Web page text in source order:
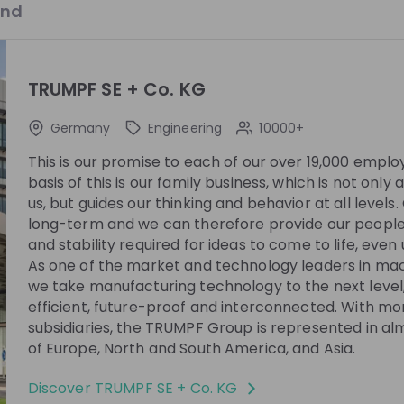
Lasertechnik
sich neuen
frischem Denken
stellen. Dafür
mutige
mit dir wollen
der fertigenden
Garanten für
weltweit an
Trainee
um unser 18-
in der du
bei TRUMPF
und starte
+ 5
suchen wir Menschen, die sich neuen
und tatkräftigem Handeln stellen. Dafür
Ideen in unserem Familienunternehmen
einzubringen. Gemeinsam mit dir wollen
wir die digitale Vernetzung der
Industrie vorantreiben. Unsere
Leidenschaft und der Gestaltungswille
machen uns dabei zum Garanten für
Innovationskraft – und das weltweit an
über 70 TRUMPF Standorten. Beim Trainee
Program handelt es sich um unser 18-
monatiges Rotationsprogramm in der du
TRUMPF im In- und Ausland kennenlernst.
bei TRUMPF durch verschiedene Einsätze
und starte danach in deiner
DE Data & analytics
Stay up-to-date.
Create an account to receive personalised
streams and job
Join CareerFairy
TRUMPF SE + Co. KG
Germany Engineering 10000+
This is our promise to each of our over 19,000
basis of this is our family business, which is not
us, but guides our thinking and behavior at all
long-term and we can therefore provide our
and stability required for ideas to come to life, even
As one of the market and technology leaders in
we take manufacturing technology to the next
efficient, future-proof and interconnected. With
subsidiaries, the TRUMPF Group is represented in
of Europe, North and South America, and Asia.
Discover TRUMPF SE + Co. KG